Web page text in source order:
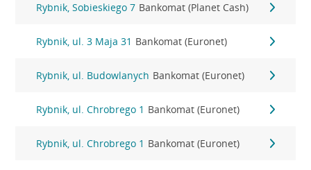
Rybnik, Sobieskiego 7 Bankomat (Planet Cash)
Rybnik, ul. 3 Maja 31 Bankomat (Euronet)
Rybnik, ul. Budowlanych Bankomat (Euronet)
Rybnik, ul. Chrobrego 1 Bankomat (Euronet)
Rybnik, ul. Chrobrego 1 Bankomat (Euronet)